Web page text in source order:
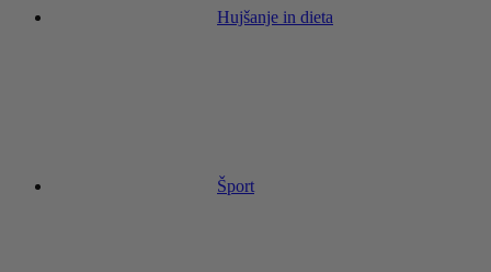
Hujšanje in dieta
Šport